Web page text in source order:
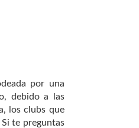
por una
debido a las
los clubs que
Si te preguntas